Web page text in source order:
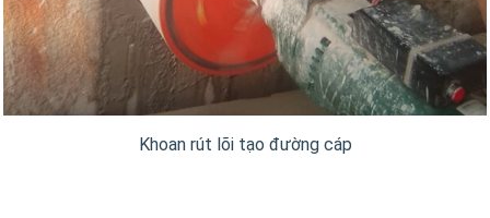
Khoan rút lõi tạo đường cáp